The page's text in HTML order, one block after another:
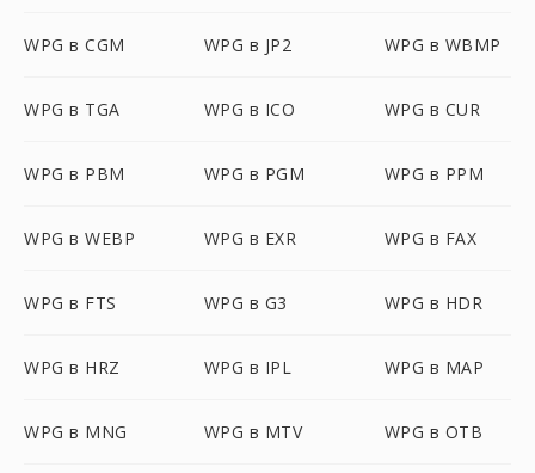
WPG в CGM WPG в JP2 WPG в WBMP
WPG в TGA WPG в ICO WPG в CUR
WPG в PBM WPG в PGM WPG в PPM
WPG в WEBP WPG в EXR WPG в FAX
WPG в FTS WPG в G3 WPG в HDR
WPG в HRZ WPG в IPL WPG в MAP
WPG в MNG WPG в MTV WPG в OTB